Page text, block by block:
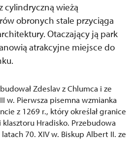
cylindryczną wieżą
obronych stale przyciąga
Otaczający ją park
atrakcyjne miejsce do
Zdeslav z Chlumca i ze
w. Pierwsza pisemna wzmianka
z 1269 r., który określał granice
Hradisko. Przebudowa
70. XIV w. Biskup Albert II. ze